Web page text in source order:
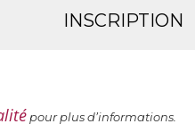
pour plus d’informations.